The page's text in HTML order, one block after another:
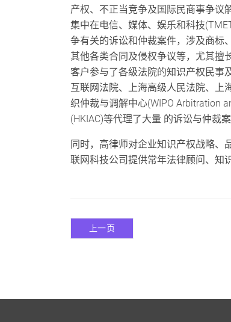
产权、不正当竞争及国际民商事争议
集中在电信、媒体、娱乐和科技
争有关的诉讼和仲裁案件，涉及商标
其他各类合同及侵权争议等，尤其擅
客户参与了各级法院的知识产权民事
互联网法院、上海高级人民法院、上
织仲裁与调解中心(WIPO Arbitration
(HKIAC)等代理了大量 的诉讼与仲裁案
同时，高律师对企业知识产权战略、
联网科技公司提供常年法律顾问、知
上一页